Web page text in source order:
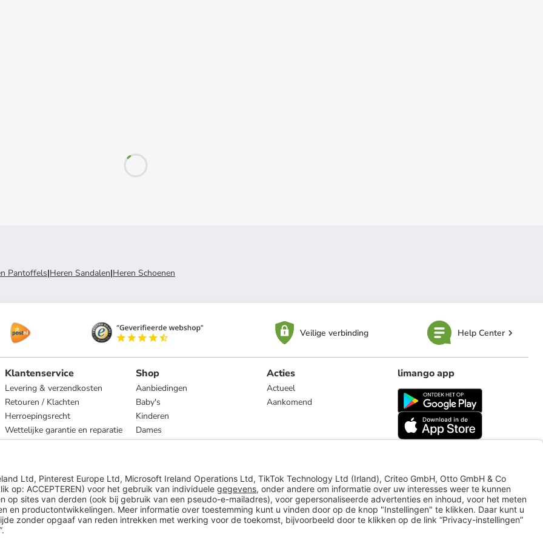
Pantoffels|Heren Sandalen|Heren Schoenen
Veilige verbinding Help Center
Klantenservice
Levering & verzendkosten
Retouren / Klachten
Herroepingsrecht
Wettelijke garantie en reparatie
Shop
Aanbiedingen
Baby's
Kinderen
Dames
Heren
Acties
Actueel
Aankomend
limango app
limango.de limango.pl